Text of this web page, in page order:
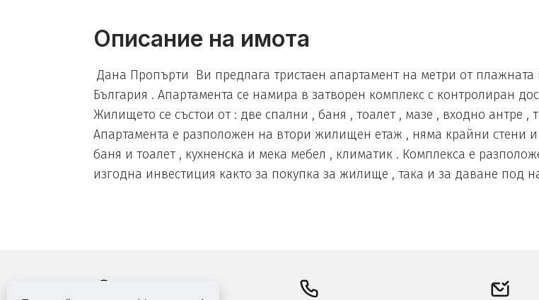
Описание на имота
Дана Пропърти Ви предлага тристаен апартамент на метри от
България . Апартамента се намира в затворен комплекс с контролиран
Жилището се състои от : две спални , баня , тоалет , мазе , входно антре ,
Апартамента е разположен на втори жилищен етаж , няма крайни стени
баня и тоалет , кухненска и мека мебел , климатик . Комплекса е
изгодна инвестиция както за покупка за жилище , така и за даване под